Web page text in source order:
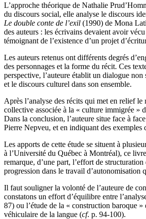
L’approche théorique de Nathalie
du discours social, elle analyse le discours
Le double conte de l’exil (1990) de Mona
des auteurs : les écrivains devaient avoir
témoignant de l’existence d’un projet
Les auteurs retenus ont différents degrés
des personnages et la forme du récit. Ces
perspective, l’auteure établit un dialogue
et le discours culturel dans son ensemble.
Après l’analyse des récits qui met en relief le
collective associée à la « culture immigrée »
Dans la conclusion, l’auteure situe face à
Pierre Nepveu, et en indiquant des
Les apports de cette étude se situent à
à l’Université du Québec à Montréal), ce
remarque, d’une part, l’effort de
progression dans le travail d’autonomisation
Il faut souligner la volonté de l’auteure de
constatons un effort d’équilibre entre
87) ou l’étude de la « construction baroque »
véhiculaire de la langue (cf. p. 94-100).